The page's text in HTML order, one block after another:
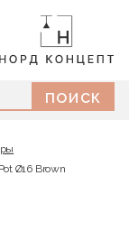
Ø16 Brown